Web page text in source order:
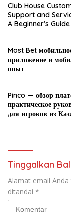
Club House
Support and
A Beginner’s Guide
Most Bet
приложение и
опыт
Pinco — обзор
практическое
для игроков из
Tinggalkan
Alamat email Anda
ditandai *